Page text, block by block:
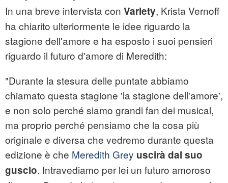
In una breve intervista con Variety, Krista Vernoff
ha chiarito ulteriormente le idee riguardo la
stagione dell'amore e ha esposto i suoi pensieri
riguardo il futuro d'amore di Meredith:
"Durante la stesura delle puntate abbiamo
chiamato questa stagione 'la stagione dell'amore',
e non solo perché siamo grandi fan dei musical,
ma proprio perché pensiamo che la cosa più
originale e diversa che vedremo durante questa
edizione è che Meredith Grey uscirà dal suo
guscio. Intravediamo per lei un futuro amoroso